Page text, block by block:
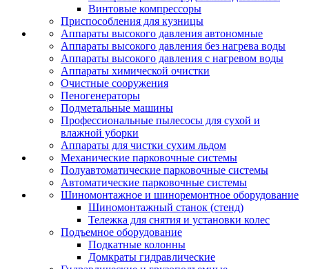
Винтовые компрессоры
Приспособления для кузницы
Аппараты высокого давления автономные
Аппараты высокого давления без нагрева воды
Аппараты высокого давления с нагревом воды
Аппараты химической очистки
Очистные сооружения
Пеногенераторы
Подметальные машины
Профессиональные пылесосы для сухой и
влажной уборки
Аппараты для чистки сухим льдом
Механические парковочные системы
Полуавтоматические парковочные системы
Автоматические парковочные системы
Шиномонтажное и шиноремонтное оборудование
Шиномонтажный станок (стенд)
Тележка для снятия и установки колес
Подъемное оборудование
Подкатные колонны
Домкраты гидравлические